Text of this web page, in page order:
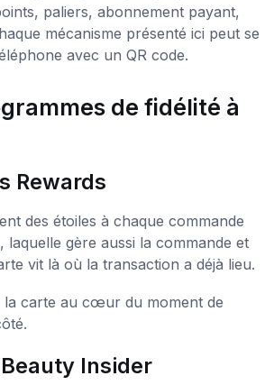
paliers, abonnement payant,
mécanisme présenté ici peut se
avec un QR code.
de fidélité à
Rewards
des étoiles à chaque commande
laquelle gère aussi la commande et
vit là où la transaction a déjà lieu.
la carte au cœur du moment de
Insider